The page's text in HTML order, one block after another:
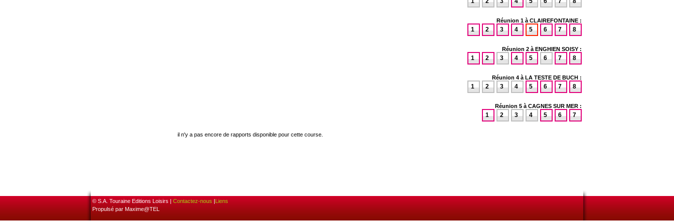
Réunion 1 à CLAIREFONTAINE :
8
7
6
5
4
3
2
1
Réunion 2 à ENGHIEN SOISY :
8
7
6
5
4
3
2
1
Réunion 4 à LA TESTE DE BUCH :
8
7
6
5
4
3
2
1
Réunion 5 à CAGNES SUR MER :
7
6
5
4
3
2
1
il n'y a pas encore de rapports disponible pour cette course.
© S.A. Touraine Editions Loisirs | Contactez-nous |Liens
Propulsé par Maxime@TEL